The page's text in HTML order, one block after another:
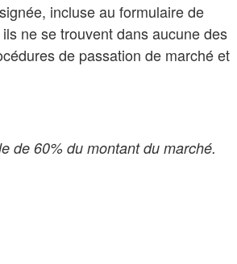
incluse au formulaire de
ne se trouvent dans aucune des
de passation de marché et
de 60% du montant du marché.